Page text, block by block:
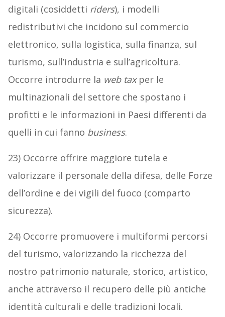
digitali (cosiddetti riders), i modelli
redistributivi che incidono sul commercio
elettronico, sulla logistica, sulla finanza, sul
turismo, sull’industria e sull’agricoltura.
Occorre introdurre la web tax per le
multinazionali del settore che spostano i
profitti e le informazioni in Paesi differenti da
quelli in cui fanno business.
23) Occorre offrire maggiore tutela e
valorizzare il personale della difesa, delle Forze
dell’ordine e dei vigili del fuoco (comparto
sicurezza).
24) Occorre promuovere i multiformi percorsi
del turismo, valorizzando la ricchezza del
nostro patrimonio naturale, storico, artistico,
anche attraverso il recupero delle più antiche
identità culturali e delle tradizioni locali.